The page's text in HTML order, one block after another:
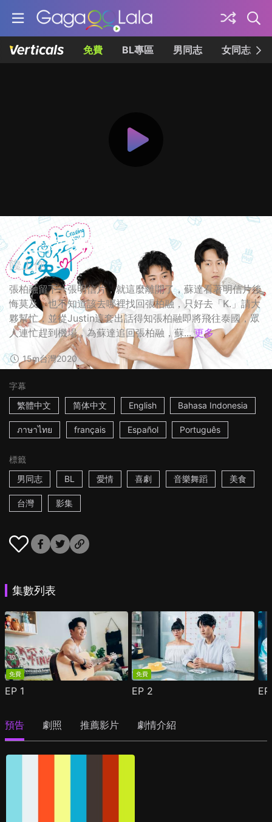
免費 BL專區 男同志 女同志
饞上你 第9集
饞上你
張柏融留下一張明信片，就這麼離開了，蘇達看著明信片後
悔莫及，也不知道該去哪裡找回張柏融，只好去「K.」請大
夥幫忙，並從Justin這套出話得知張柏融即將飛往泰國，眾
人連忙趕到機場，為蘇達追回張柏融，蘇... 更多
15m台灣2020
字幕
繁體中文
简体中文 English Bahasa Indonesia
ภาษาไทย français Español Português
標籤
男同志
BL 愛情 喜劇 音樂舞蹈 美食
台灣 影集
集數列表
免費
EP 1
免費
EP 2
預告 劇照 推薦影片 劇情介紹